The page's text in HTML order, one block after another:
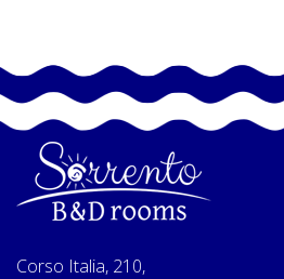
Corso Italia, 210,